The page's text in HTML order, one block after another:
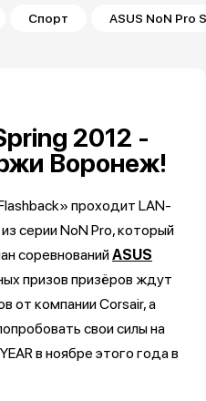
Спорт ASUS NoN Pro
2012 -
Воронеж!
проходит LAN-
серии NoN Pro, который
соревнованийASUS
призов призёров ждут
от компании Corsair, а
свои силы на
в ноябре этого года в